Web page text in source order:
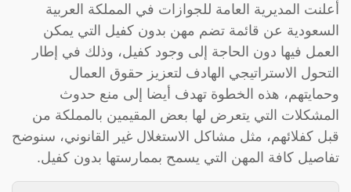
أعلنت المديرية العامة للجوازات في المملكة العربية
السعودية عن قائمة تضم مهن بدون كفيل التي يمكن
العمل فيها دون الحاجة إلى وجود كفيل، وذلك في إطار
التحول الاستراتيجي الهادف لتعزيز حقوق العمال
وحمايتهم، هذه الخطوة تهدف أيضا إلى منع حدوث
المشكلات التي يتعرض لها بعض المقيمين بالمملكة من
قبل كفلائهم، مثل مشاكل الاستغلال غير القانوني، سنوضح
تفاصيل كافة المهن التي يسمح بممارستها بدون كفيل.